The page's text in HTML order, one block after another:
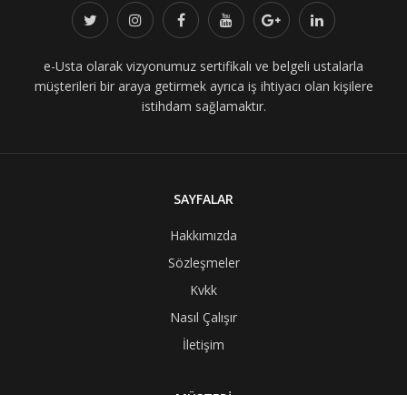
e-Usta olarak vizyonumuz sertifikalı ve belgeli ustalarla
müşterileri bir araya getirmek ayrıca iş ihtiyacı olan kişilere
istihdam sağlamaktır.
SAYFALAR
Hakkımızda
Sözleşmeler
Kvkk
Nasıl Çalışır
İletişim